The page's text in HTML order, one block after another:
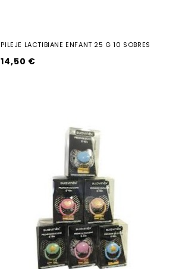
PILEJE LACTIBIANE ENFANT 25 G 10 SOBRES
14,50 €